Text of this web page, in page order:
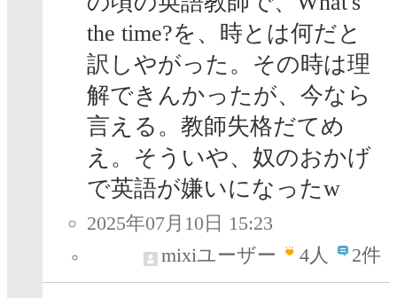
the time?を、時とは何だと
訳しやがった。その時は理
解できんかったが、今なら
言える。教師失格だてめ
え。そういや、奴のおかげ
で英語が嫌いになったw
2025年07月10日 15:23
mixiユーザー
4人 2件